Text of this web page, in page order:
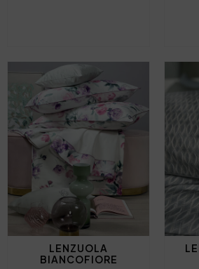
LENZUOLA
BIANCOFIORE